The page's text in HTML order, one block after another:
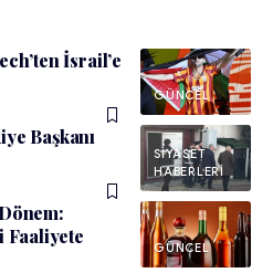
GÜNCEL
İsrail’e
SIYASET
HABERLERI
Başkanı
GÜNCEL
Faaliyete